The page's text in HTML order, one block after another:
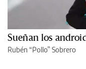
Sueñan los
Rubén “Pollo” Sobrero